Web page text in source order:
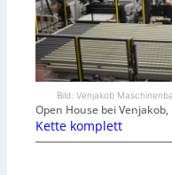
Bild: Venjakob
Open House bei
Kette komplett